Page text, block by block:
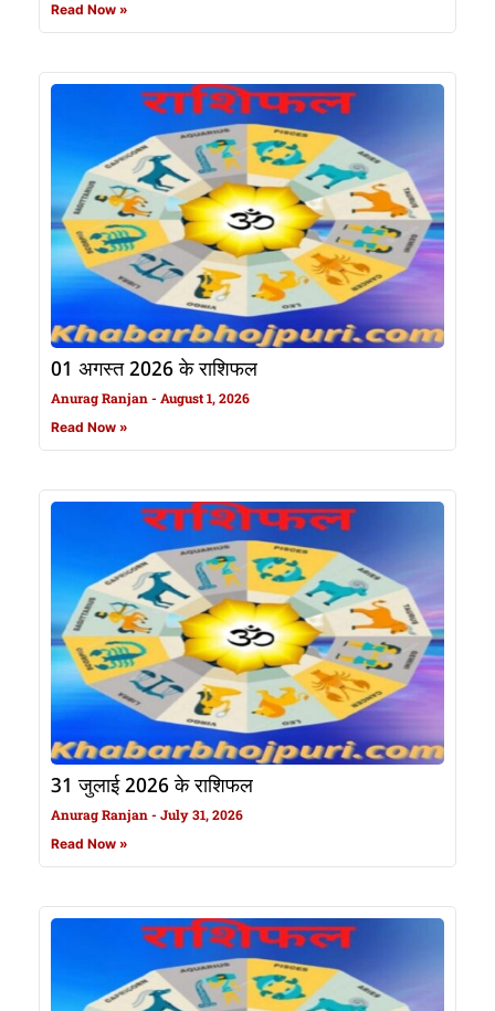
Read Now »
01 अगस्त 2026 के राशिफल
Anurag Ranjan August 1, 2026
Read Now »
31 जुलाई 2026 के राशिफल
Anurag Ranjan July 31, 2026
Read Now »